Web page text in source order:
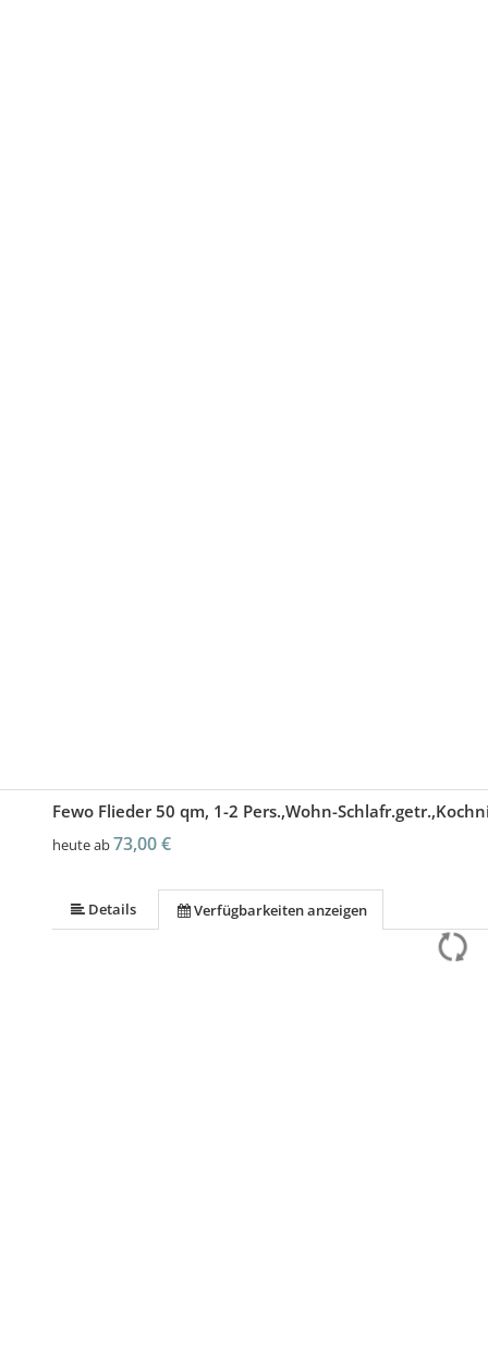
Fewo Flieder 50 qm, 1-2 Pers.,Wohn-
heute ab73,00 €
Details Verfügbarkeiten anzeigen